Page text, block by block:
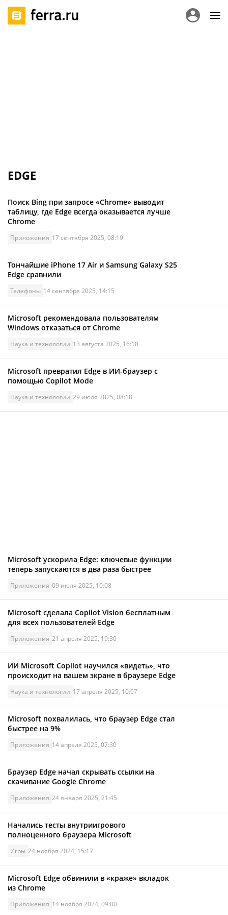
EDGE
Поиск Bing при запросе «Chrome» выводит
таблицу, где Edge всегда оказывается лучше
Chrome
Приложения 17 сентября 2025, 08:19
Тончайшие iPhone 17 Air и Samsung Galaxy S25
Edge сравнили
Телефоны 14 сентября 2025, 14:15
Microsoft рекомендовала пользователям
Windows отказаться от Chrome
Наука и технологии 13 августа 2025, 16:18
Microsoft превратил Edge в ИИ-браузер с
помощью Copilot Mode
Наука и технологии 29 июля 2025, 08:18
Microsoft ускорила Edge: ключевые функции
теперь запускаются в два раза быстрее
Приложения 09 июля 2025, 10:08
Microsoft сделала Copilot Vision бесплатным
для всех пользователей Edge
Приложения 21 апреля 2025, 19:30
ИИ Microsoft Copilot научился «видеть», что
происходит на вашем экране в браузере Edge
Наука и технологии 17 апреля 2025, 10:07
Microsoft похвалилась, что браузер Edge стал
быстрее на 9%
Приложения 14 апреля 2025, 07:30
Браузер Edge начал скрывать ссылки на
скачивание Google Chrome
Приложения 24 января 2025, 21:45
Начались тесты внутриигрового
полноценного браузера Microsoft
Игры 24 ноября 2024, 15:17
Microsoft Edge обвинили в «краже» вкладок
из Chrome
Приложения 14 ноября 2024, 09:00